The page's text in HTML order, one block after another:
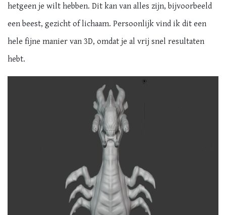
hetgeen je wilt hebben. Dit kan van alles zijn, bijvoorbeeld
een beest, gezicht of lichaam. Persoonlijk vind ik dit een
hele fijne manier van 3D, omdat je al vrij snel resultaten
hebt.